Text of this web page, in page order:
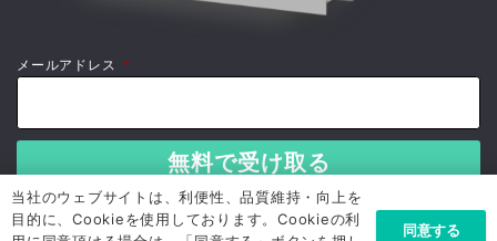
メールアドレス *
当社のウェブサイトは、利便性、品質維持・向上を
目的に、Cookieを使用しております。Cookieの利
同意する